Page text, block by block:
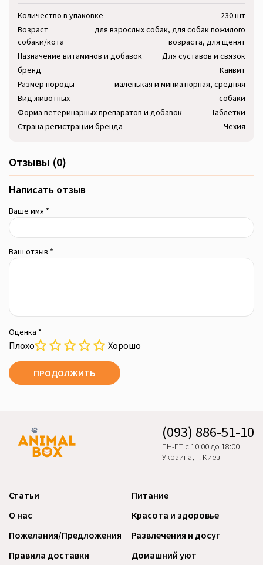
Количество в упаковке
230 шт
Возраст
собаки/кота
для взрослых собак, для собак пожилого
возраста, для щенят
Назначение витаминов и добавок
Для суставов и связок
бренд
Канвит
Размер породы
маленькая и миниатюрная, средняя
Вид животных
собаки
Форма ветеринарных препаратов и добавок
Таблетки
Страна регистрации бренда
Чехия
Отзывы (0)
Написать отзыв
Ваше имя *
Ваш отзыв *
Оценка *
Плохо Хорошо
ПРОДОЛЖИТЬ
(093) 886-51-10
ПН-ПТ с 10:00 до 18:00
Украина, г. Киев
Статьи
О нас
Пожелания/Предложения
Правила доставки
Питание
Красота и здоровье
Развлечения и досуг
Домашний уют